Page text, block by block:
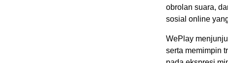
obrolan suara,
sosial online
WePlay
serta memimpin